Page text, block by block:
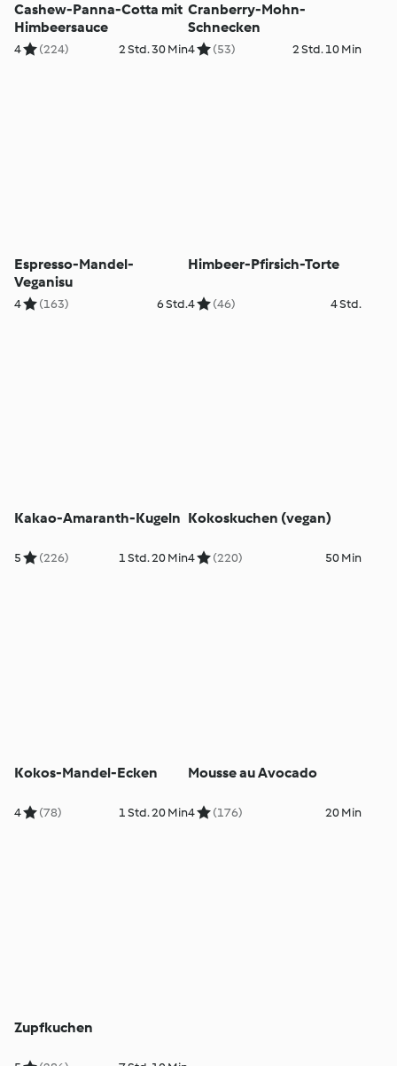
Cashew-Panna-Cotta mit
Himbeersauce
4 (224) 2 Std. 30 Min
Cranberry-Mohn-
Schnecken
4 (53) 2 Std. 10 Min
Espresso-Mandel-
Veganisu
4 (163) 6 Std.
Himbeer-Pfirsich-Torte
4 (46) 4 Std.
Kakao-Amaranth-Kugeln
5 (226) 1 Std. 20 Min
Kokoskuchen (vegan)
4 (220) 50 Min
Kokos-Mandel-Ecken
4 (78) 1 Std. 20 Min
Mousse au Avocado
4 (176) 20 Min
Zupfkuchen